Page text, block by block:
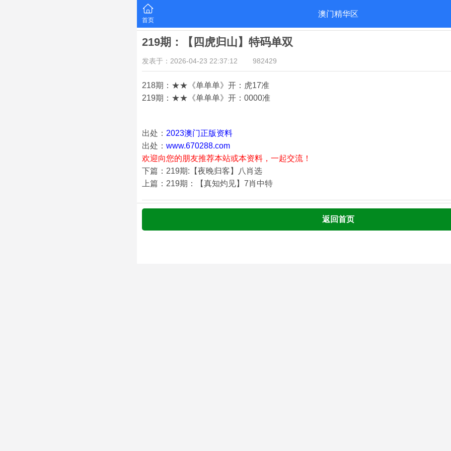
首页
澳门精华区
219期：【四虎归山】特码单双
发表于：2026-04-23 22:37:12 982429
218期：★★《单单单》开：虎17准
219期：★★《单单单》开：0000准
出处： 2023澳门正版资料
出处： www.670288.com
欢迎向您的朋友推荐本站或本资料，一起交流！
下篇：219期:【夜晚归客】八肖选
上篇：219期：【真知灼见】7肖中特
返回首页